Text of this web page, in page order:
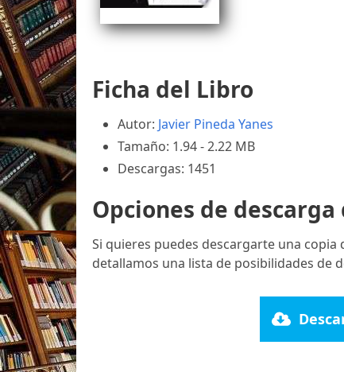
Ficha del Libro
Autor: Javier Pineda Yanes
Tamaño: 1.94 - 2.22 MB
Descargas: 1451
Opciones de
Si quieres puedes descargarte una
detallamos una lista de posibilidades de